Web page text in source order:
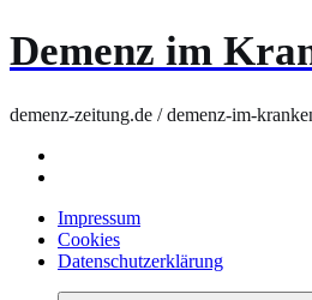
Demenz im
demenz-zeitung.de / demenz-im-
Impressum
Cookies
Datenschutzerklärung